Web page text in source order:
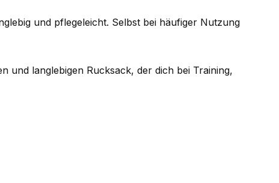
und pflegeleicht. Selbst bei häufiger Nutzung
und langlebigen Rucksack, der dich bei Training,